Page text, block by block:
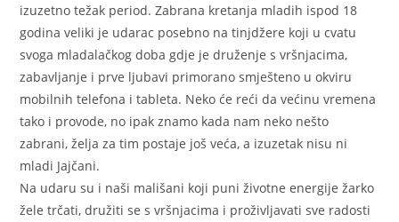
izuzetno težak period. Zabrana kretanja mladih ispod 18
godina veliki je udarac posebno na tinjdžere koji u cvatu
svoga mladalačkog doba gdje je druženje s vršnjacima,
zabavljanje i prve ljubavi primorano smješteno u okviru
mobilnih telefona i tableta. Neko će reći da većinu vremena
tako i provode, no ipak znamo kada nam neko nešto
zabrani, želja za tim postaje još veća, a izuzetak nisu ni
mladi Jajčani.
Na udaru su i naši mališani koji puni životne energije žarko
žele trčati, družiti se s vršnjacima i proživljavati sve radosti